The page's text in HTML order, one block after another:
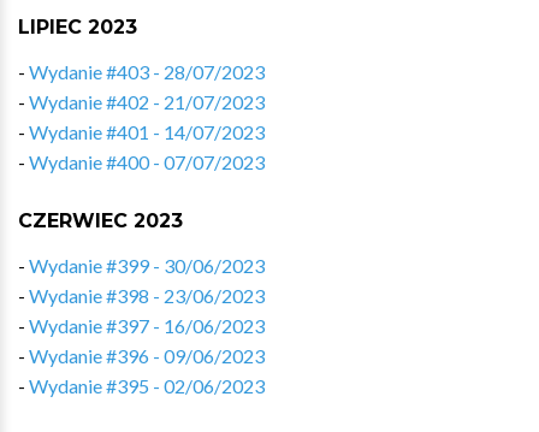
LIPIEC 2023
- Wydanie #403 - 28/07/2023
- Wydanie #402 - 21/07/2023
- Wydanie #401 - 14/07/2023
- Wydanie #400 - 07/07/2023
CZERWIEC 2023
- Wydanie #399 - 30/06/2023
- Wydanie #398 - 23/06/2023
- Wydanie #397 - 16/06/2023
- Wydanie #396 - 09/06/2023
- Wydanie #395 - 02/06/2023